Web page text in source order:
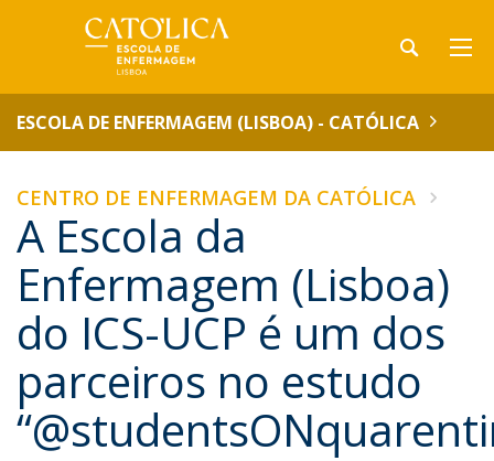
ESCOLA DE ENFERMAGEM (LISBOA) - CATÓLICA
CENTRO DE ENFERMAGEM DA CATÓLICA
A Escola da
Enfermagem (Lisboa)
do ICS-UCP é um dos
parceiros no estudo